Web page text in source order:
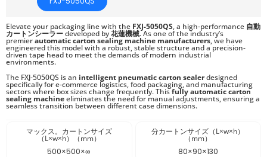
Elevate your packaging line with the FXJ-5050QS, a high-performance 自動
カートンシーラーdeveloped by花蓮機械. As one of the industry’s
premierautomatic carton sealing machine manufacturers, we have
engineered this model with a robust, stable structure and a precision-
driven tape head to meet the demands of modern industrial
environments.
The FXJ-5050QS is an intelligent pneumatic carton sealerdesigned
specifically for e-commerce logistics, food packaging, and manufacturing
sectors where box sizes change frequently. Thisfully automatic carton
sealing machineeliminates the need for manual adjustments, ensuring a
seamless transition between different case dimensions.
マックス。カートンサイズ
（L×w×h）（mm）
500×500×∞
分カートンサイズ（L×w×h）
（mm）
80×90×130